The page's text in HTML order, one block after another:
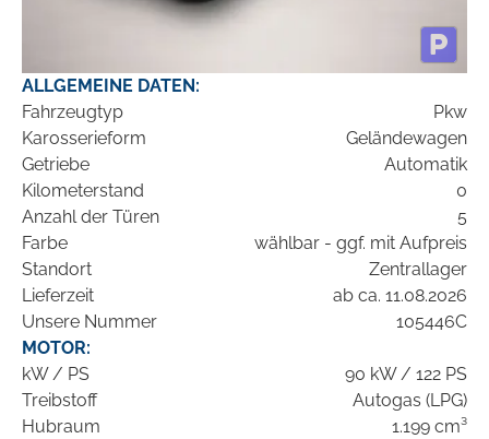
ALLGEMEINE DATEN:
Fahrzeugtyp
Pkw
Karosserieform
Geländewagen
Getriebe
Automatik
Kilometerstand
0
Anzahl der Türen
5
Farbe
wählbar - ggf. mit Aufpreis
Standort
Zentrallager
Lieferzeit
ab ca. 11.08.2026
Unsere Nummer
105446C
MOTOR:
kW / PS
90 kW / 122 PS
Treibstoff
Autogas (LPG)
Hubraum
1.199 cm³